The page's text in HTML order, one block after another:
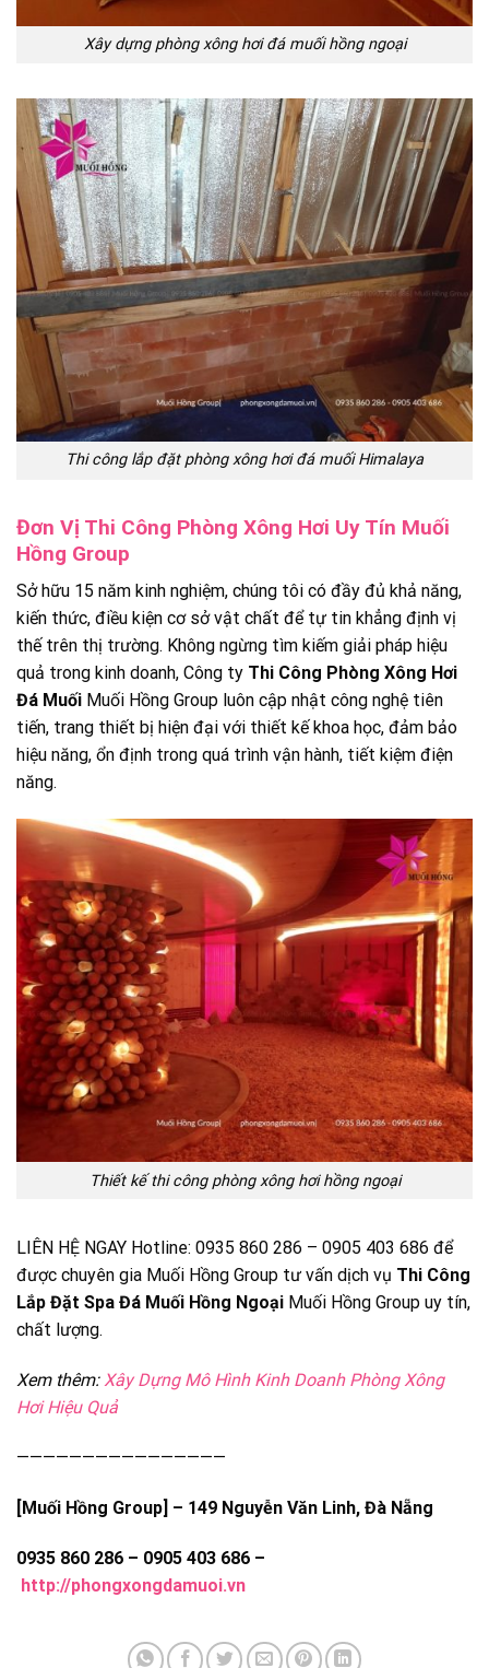
Xây dựng phòng xông hơi đá muối hồng ngoại
Thi công lắp đặt phòng xông hơi đá muối Himalaya
Đơn Vị Thi Công Phòng Xông Hơi Uy Tín Muối
Hồng Group
Sở hữu 15 năm kinh nghiệm, chúng tôi có đầy đủ khả năng,
kiến thức, điều kiện cơ sở vật chất để tự tin khẳng định vị
thế trên thị trường. Không ngừng tìm kiếm giải pháp hiệu
quả trong kinh doanh, Công ty Thi Công Phòng Xông Hơi
Đá Muối Muối Hồng Group luôn cập nhật công nghệ tiên
tiến, trang thiết bị hiện đại với thiết kế khoa học, đảm bảo
hiệu năng, ổn định trong quá trình vận hành, tiết kiệm điện
năng.
Thiết kế thi công phòng xông hơi hồng ngoại
LIÊN HỆ NGAY Hotline: 0935 860 286 – 0905 403 686 để
được chuyên gia Muối Hồng Group tư vấn dịch vụ Thi Công
Lắp Đặt Spa Đá Muối Hồng Ngoại Muối Hồng Group uy tín,
chất lượng.
Xem thêm:Xây Dựng Mô Hình Kinh Doanh Phòng Xông
Hơi Hiệu Quả
————————————————
[Muối Hồng Group] – 149 Nguyễn Văn Linh, Đà Nẵng
0935 860 286 – 0905 403 686 –
http://phongxongdamuoi.vn